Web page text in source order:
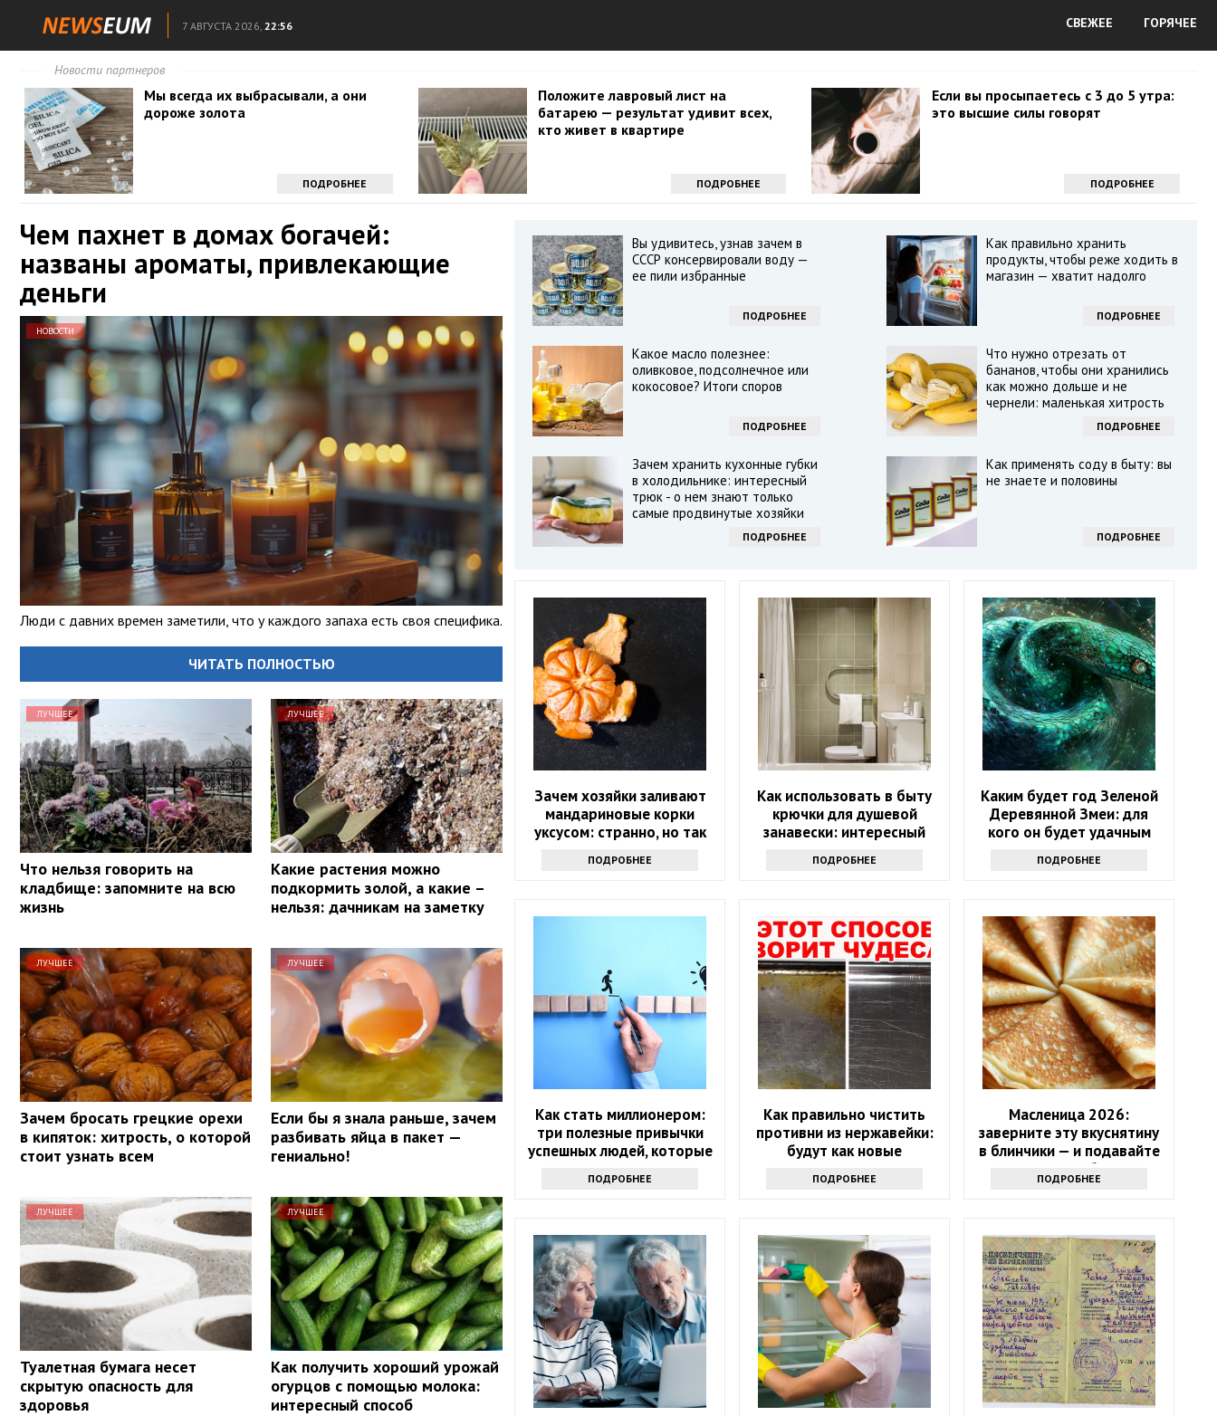
7 АВГУСТА 2026, 22:56 СВЕЖЕЕ ГОРЯЧЕЕ
Новости партнеров
Мы всегда их выбрасывали, а они
дороже золота
ПОДРОБНЕЕ
Положите лавровый лист на
батарею — результат удивит всех,
кто живет в квартире
ПОДРОБНЕЕ
Если вы просыпаетесь с 3 до 5 утра:
это высшие силы говорят
ПОДРОБНЕЕ
Чем пахнет в домах богачей:
названы ароматы, привлекающие
деньги
НОВОСТИ
Люди с давних времен заметили, что у каждого запаха есть своя специфика.
ЧИТАТЬ ПОЛНОСТЬЮ
ЛУЧШЕЕ
Что нельзя говорить на
кладбище: запомните на всю
жизнь
ЛУЧШЕЕ
Какие растения можно
подкормить золой, а какие –
нельзя: дачникам на заметку
ЛУЧШЕЕ
Зачем бросать грецкие орехи
в кипяток: хитрость, о которой
стоит узнать всем
ЛУЧШЕЕ
Если бы я знала раньше, зачем
разбивать яйца в пакет —
гениально!
ЛУЧШЕЕ
Туалетная бумага несет
скрытую опасность для
здоровья
ЛУЧШЕЕ
Как получить хороший урожай
огурцов с помощью молока:
интересный способ
Вы удивитесь, узнав зачем в
СССР консервировали воду —
ее пили избранные
ПОДРОБНЕЕ
Как правильно хранить
продукты, чтобы реже ходить в
магазин — хватит надолго
ПОДРОБНЕЕ
Какое масло полезнее:
оливковое, подсолнечное или
кокосовое? Итоги споров
ПОДРОБНЕЕ
Что нужно отрезать от
бананов, чтобы они хранились
как можно дольше и не
чернели: маленькая хитрость
ПОДРОБНЕЕ
Зачем хранить кухонные губки
в холодильнике: интересный
трюк - о нем знают только
самые продвинутые хозяйки
ПОДРОБНЕЕ
Как применять соду в быту: вы
не знаете и половины
ПОДРОБНЕЕ
Зачем хозяйки заливают
мандариновые корки
уксусом: странно, но так
ПОДРОБНЕЕ
Как использовать в быту
крючки для душевой
занавески: интересный
захочется его повторить
ПОДРОБНЕЕ
Каким будет год Зеленой
Деревянной Змеи: для
кого он будет удачным
ПОДРОБНЕЕ
Как стать миллионером:
три полезные привычки
успешных людей, которые
ПОДРОБНЕЕ
Как правильно чистить
противни из нержавейки:
будут как новые
ПОДРОБНЕЕ
Масленица 2026:
заверните эту вкуснятину
в блинчики — и подавайте
как главное блюдо
ПОДРОБНЕЕ